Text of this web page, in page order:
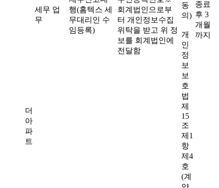
더
아
파
트
세무 업
무
행(홈텍스 세
무대리인 수
임등록)
회계법인으로부
터 개인정보수집
위탁을 받고 위 정
보를 회계법인에
전달함
동
의)
개
인
정
보
보
호
법
제
15
조
제1
항
제4
호
(계
종료
후 3
개월
까지